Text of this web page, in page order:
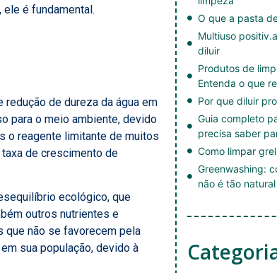
é fundamental.
de dureza da água em
para o meio ambiente, devido
o reagente limitante de muitos
de crescimento de
ecológico, que
outros nutrientes e
não se favorecem pela
sua população, devido à
O que a pasta
Multiuso
diluir
Produtos de
Entenda o que
Por que diluir
Guia completo
precisa saber
Como limpar
Greenwashing:
não é tão